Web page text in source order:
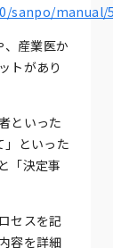
sanpo/
産業医か
トがあり
といった
」といった
「決定事
セスを記
容を詳細